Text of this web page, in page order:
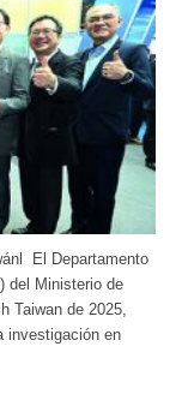
El Departamento
del Ministerio de
Taiwan de 2025,
investigación en